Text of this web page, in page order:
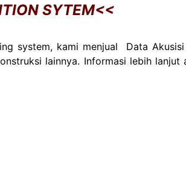
SYTEM<<
system, kami menjual Data
lainnya. Informasi lebih